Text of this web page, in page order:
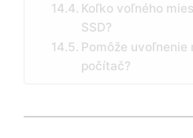
Koľko voľného
SSD?
Pomôže
počítač?